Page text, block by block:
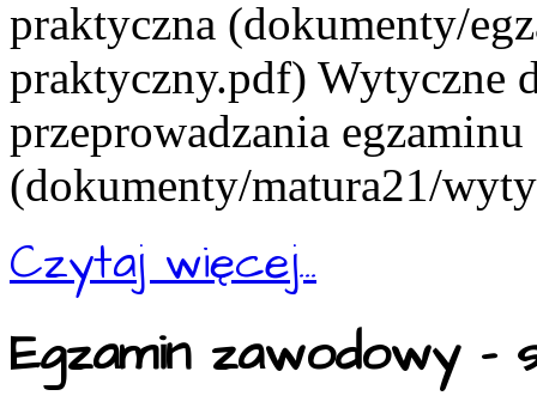
praktyczna (dokumenty/
praktyczny.pdf) Wytyczne
przeprowadzania egzaminu
(dokumenty/matura21/
Czytaj więcej...
Egzamin zawodowy